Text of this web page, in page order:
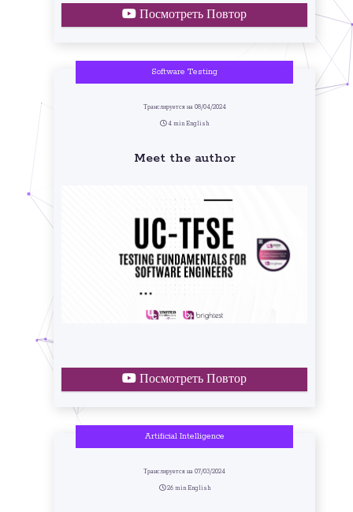
Посмотреть Повтор
Software Testing
Транслируется на 08/04/2024
4 min English
Meet the author
Посмотреть Повтор
Artificial Intelligence
Транслируется на 07/03/2024
26 min English